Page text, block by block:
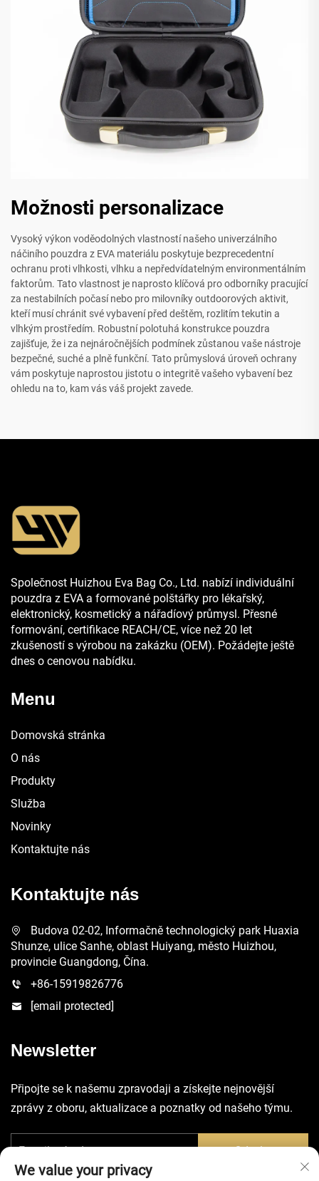
Možnosti personalizace
Vysoký výkon voděodolných vlastností našeho univerzálního
náčiního pouzdra z EVA materiálu poskytuje bezprecedentní
ochranu proti vlhkosti, vlhku a nepředvídatelným environmentálním
faktorům. Tato vlastnost je naprosto klíčová pro odborníky pracující
za nestabilních počasí nebo pro milovníky outdoorových aktivit,
kteří musí chránit své vybavení před deštěm, rozlitím tekutin a
vlhkým prostředím. Robustní polotuhá konstrukce pouzdra
zajišťuje, že i za nejnáročnějších podmínek zůstanou vaše nástroje
bezpečné, suché a plně funkční. Tato průmyslová úroveň ochrany
vám poskytuje naprostou jistotu o integritě vašeho vybavení bez
ohledu na to, kam vás váš projekt zavede.
Společnost Huizhou Eva Bag Co., Ltd. nabízí individuální
pouzdra z EVA a formované polštářky pro lékařský,
elektronický, kosmetický a nářadíový průmysl. Přesné
formování, certifikace REACH/CE, více než 20 let
zkušeností s výrobou na zakázku (OEM). Požádejte ještě
dnes o cenovou nabídku.
Menu
Domovská stránka
O nás
Produkty
Služba
Novinky
Kontaktujte nás
Kontaktujte nás
Budova 02-02, Informačně technologický park Huaxia
Shunze, ulice Sanhe, oblast Huiyang, město Huizhou,
provincie Guangdong, Čína.
+86-15919826776
[email protected]
Newsletter
Připojte se k našemu zpravodaji a získejte nejnovější
zprávy z oboru, aktualizace a poznatky od našeho týmu.
Odeslat
We value your privacy